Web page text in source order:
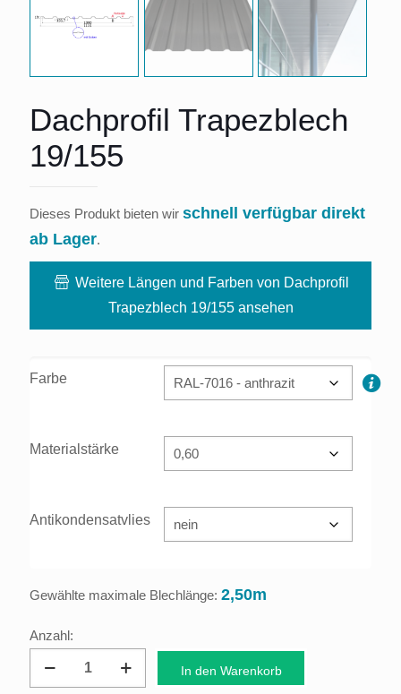
Dachprofil Trapezblech
19/155
Dieses Produkt bieten wir schnell verfügbar direkt
ab Lager.
Weitere Längen und Farben von Dachprofil
Trapezblech 19/155 ansehen
Farbe
Materialstärke
Antikondensatvlies
Dachprofil
Trapezblech
In den Warenkorb
Gewählte maximale Blechlänge: 2,50m